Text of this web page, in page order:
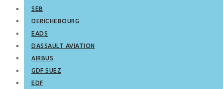
SEB
DERICHEBOURG
EADS
DASSAULT AVIATION
AIRBUS
GDF SUEZ
EDF